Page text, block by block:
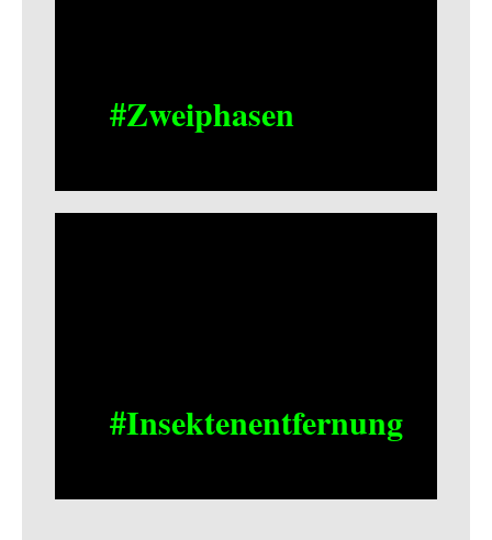
#Zweiphasen
#Insektenentfernung